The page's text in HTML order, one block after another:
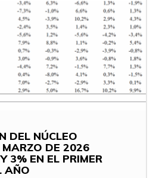
DEL NÚCLEO
DE 2026
3% EN EL PRIMER
AÑO